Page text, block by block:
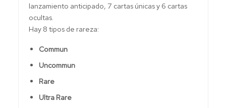
lanzamiento anticipado, 7 cartas únicas y 6 cartas
ocultas.
Hay 8 tipos de rareza:
Commun
Uncommun
Rare
Ultra Rare